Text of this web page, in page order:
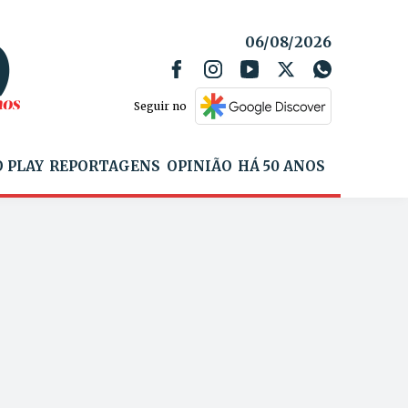
06/08/2026
Seguir no
PLAY REPORTAGENS OPINIÃO HÁ 50 ANOS